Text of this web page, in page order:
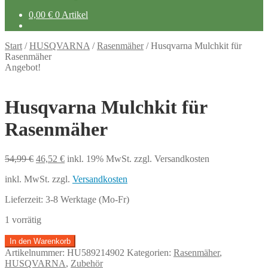
0,00 € 0 Artikel
Start /HUSQVARNA /Rasenmäher/Husqvarna Mulchkit für
Rasenmäher
Angebot!
Husqvarna Mulchkit für
Rasenmäher
54,99€ Ursprünglicher
war:
46,52 €Aktueller
ist:
inkl. 19% MwSt. zzgl. Versandkosten
inkl. MwSt. zzgl. Versandkosten
Lieferzeit: 3-8 Werktage (Mo-Fr)
1 vorrätig
Husqvarna
Mulchkit
für
In den Warenkorb
Artikelnummer: HU589214902 Kategorien: Rasenmäher,
HUSQVARNA, Zubehör